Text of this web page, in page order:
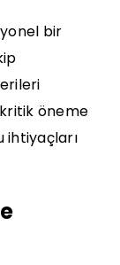
bir
kritik öneme
ihtiyaçları